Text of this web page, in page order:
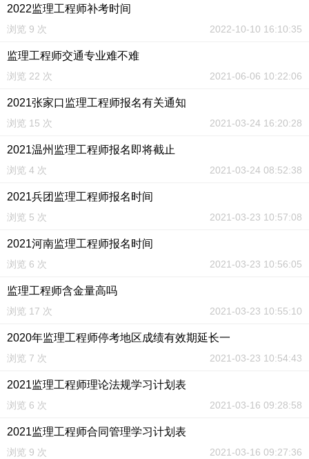
2022监理工程师补考时间
浏览 9 次 2022-10-10 16:10:35
监理工程师交通专业难不难
浏览 22 次 2021-06-06 10:22:06
2021张家口监理工程师报名有关通知
浏览 15 次 2021-03-24 16:20:28
2021温州监理工程师报名即将截止
浏览 4 次 2021-03-24 08:52:38
2021兵团监理工程师报名时间
浏览 5 次 2021-03-23 10:57:08
2021河南监理工程师报名时间
浏览 6 次 2021-03-23 10:56:05
监理工程师含金量高吗
浏览 17 次 2021-03-23 10:55:10
2020年监理工程师停考地区成绩有效期延长一
浏览 7 次 2021-03-23 10:54:43
2021监理工程师理论法规学习计划表
浏览 6 次 2021-03-16 09:28:58
2021监理工程师合同管理学习计划表
浏览 9 次 2021-03-16 09:27:36